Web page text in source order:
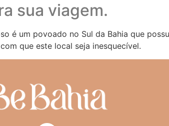
sua viagem.
é um povoado no Sul da Bahia que
que este local seja inesquecível.